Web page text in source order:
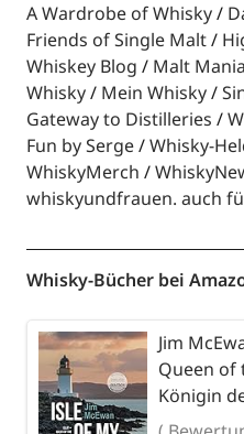
A Wardrobe of Whisky
Friends of Single Malt
Whiskey Blog
Malt
Whisky
Mein Whisky
Gateway to Distilleries
Fun by Serge
Whisky-
WhiskyMerch
whiskyundfrauen. auch
Whisky-Bücher bei
Jim
Queen of
Königin